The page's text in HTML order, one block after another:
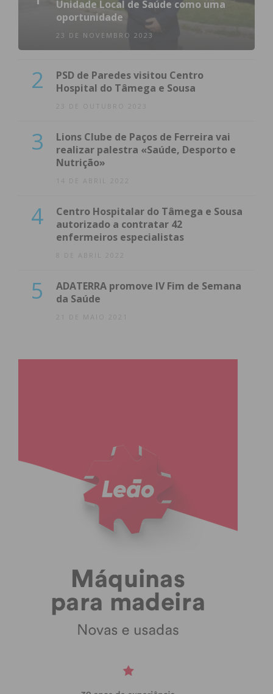
Unidade Local de Saúde como uma
oportunidade
23 DE NOVEMBRO 2023
2
PSD de Paredes visitou Centro
Hospital do Tâmega e Sousa
23 DE OUTUBRO 2023
3
Lions Clube de Paços de Ferreira vai
realizar palestra «Saúde, Desporto e
Nutrição»
14 DE ABRIL 2022
4
Centro Hospitalar do Tâmega e Sousa
autorizado a contratar 42
enfermeiros especialistas
8 DE ABRIL 2022
5
ADATERRA promove IV Fim de Semana
da Saúde
21 DE MAIO 2021